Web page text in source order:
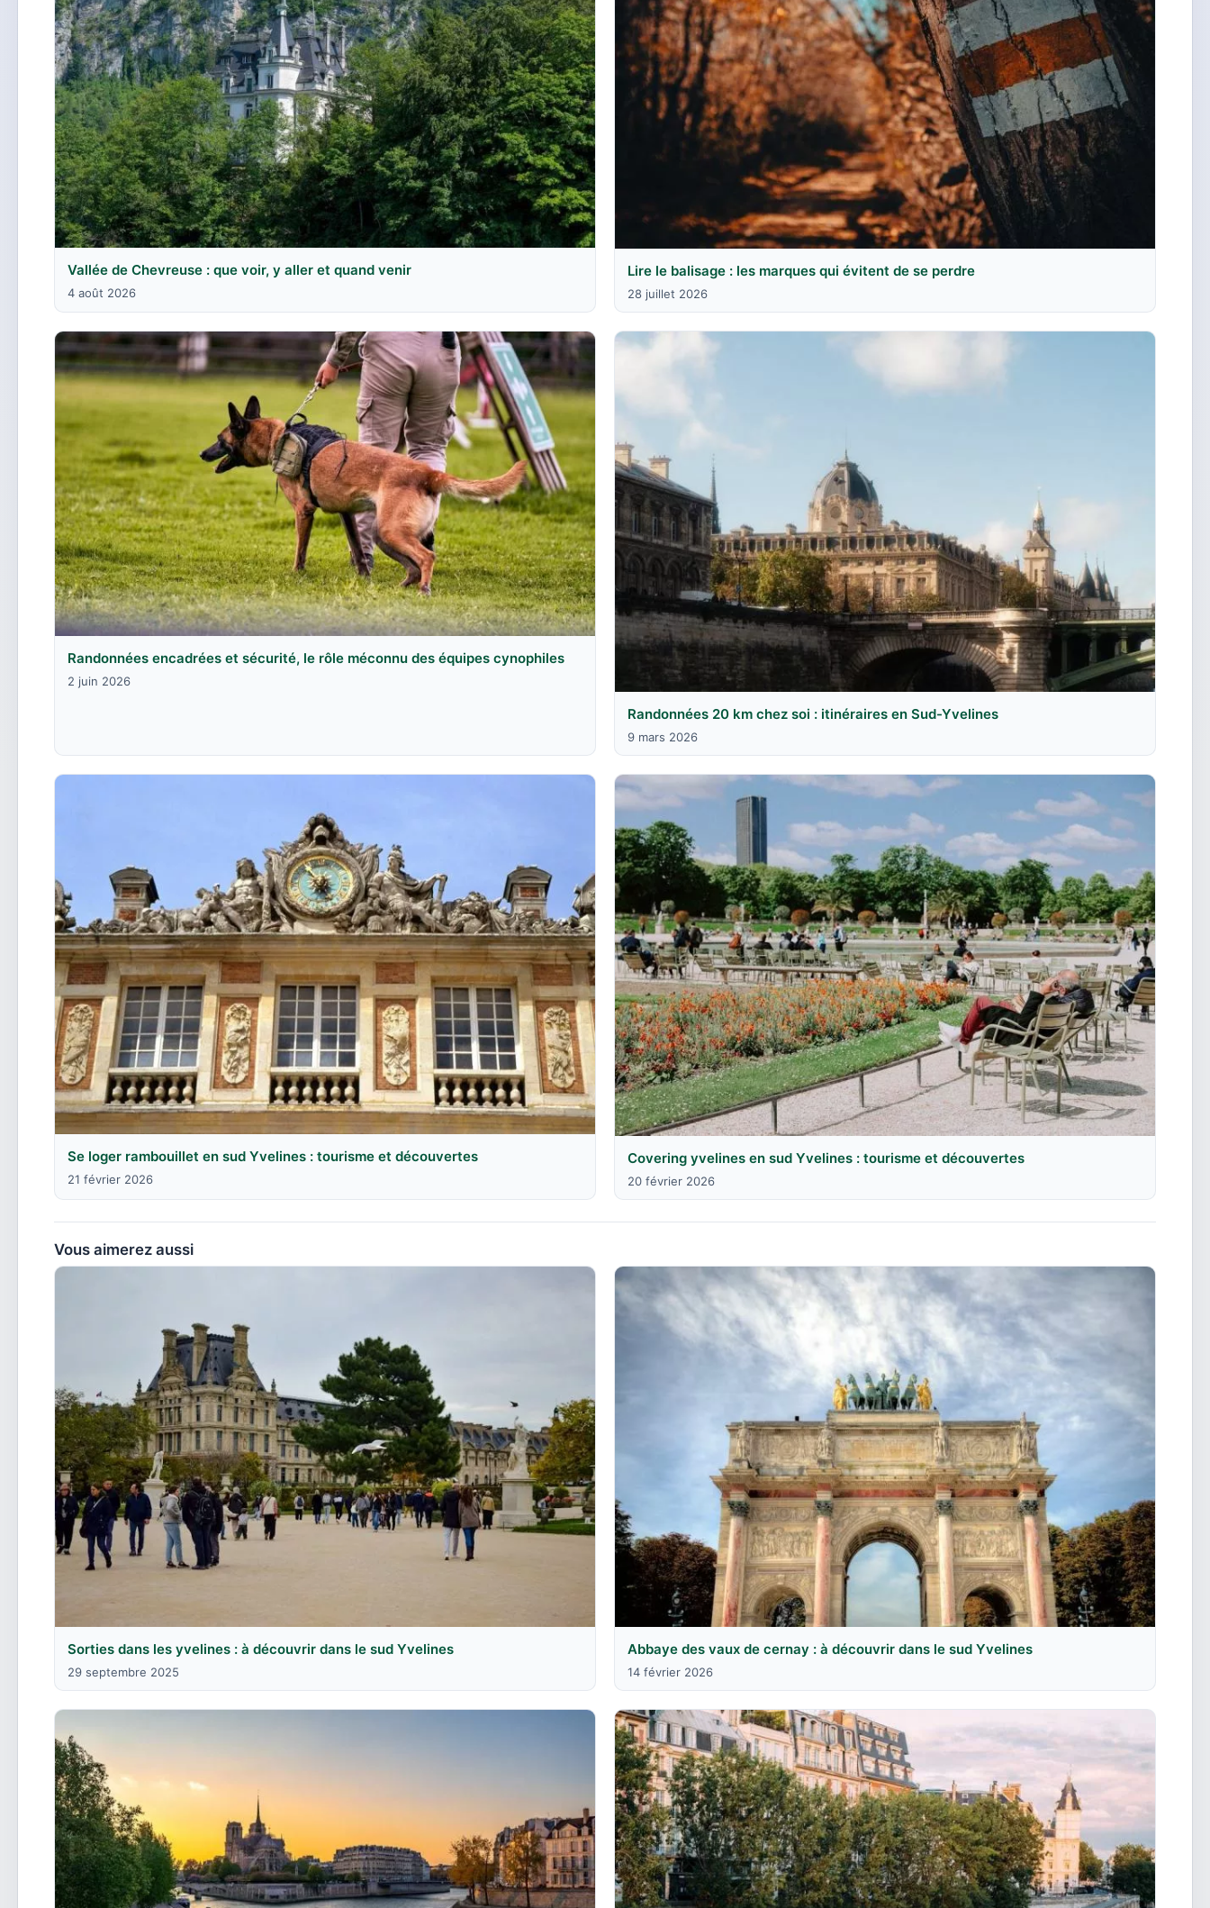
Vallée de Chevreuse : que voir, y aller et quand venir
4 août 2026
Lire le balisage : les marques qui évitent de se perdre
28 juillet 2026
Randonnées encadrées et sécurité, le rôle méconnu des équipes cynophiles
2 juin 2026
Randonnées 20 km chez soi : itinéraires en Sud-Yvelines
9 mars 2026
Se loger rambouillet en sud Yvelines : tourisme et découvertes
21 février 2026
Covering yvelines en sud Yvelines : tourisme et découvertes
20 février 2026
Vous aimerez aussi
Sorties dans les yvelines : à découvrir dans le sud Yvelines
29 septembre 2025
Abbaye des vaux de cernay : à découvrir dans le sud Yvelines
14 février 2026